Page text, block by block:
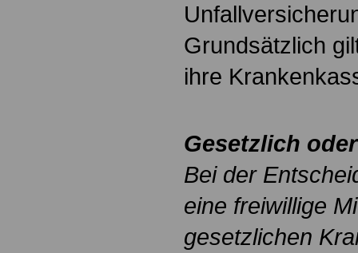
Grundsätzlich
ihre
Gesetzlich
Bei der
eine freiwillige
gesetzlichen